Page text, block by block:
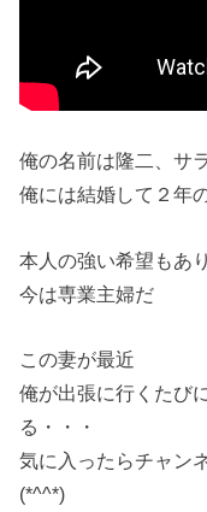
俺の名前は隆二、サ
俺には結婚して２年
本人の強い希望もあ
今は専業主婦だ
この妻が最近
俺が出張に行くたび
る・・・
気に入ったらチャン
(*^^*)